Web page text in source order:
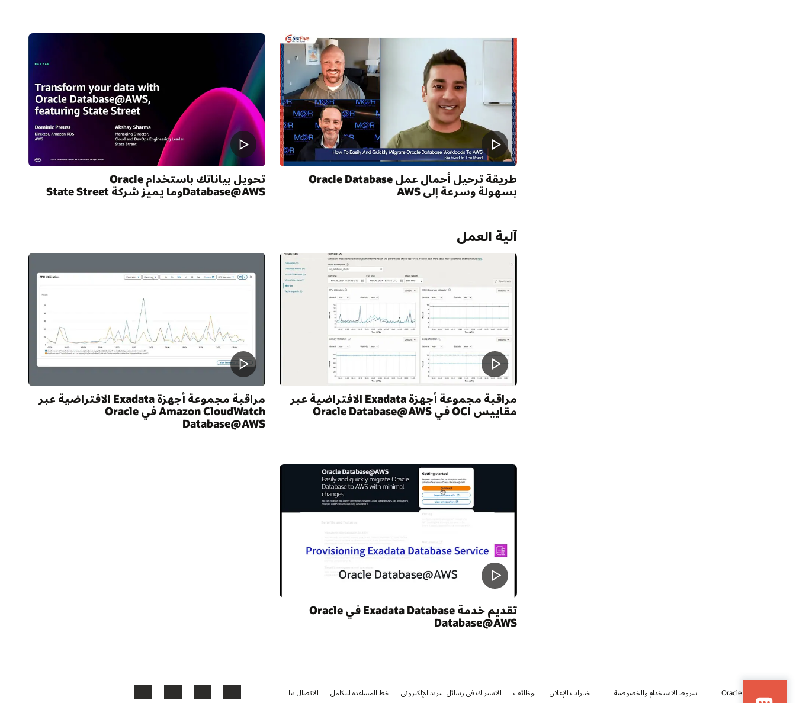
طريقة ترحيل أحمال عمل Oracle Database
بسهولة وسرعة إلى AWS
تحويل بياناتك باستخدام Oracle
Database@AWSوما يميز شركة State Street
آلية العمل
مراقبة مجموعة أجهزة Exadata الافتراضية عبر
مقاييس OCI في Oracle Database@AWS
مراقبة مجموعة أجهزة Exadata الافتراضية عبر
Amazon CloudWatch في Oracle
Database@AWS
تقديم خدمة Exadata Database في Oracle
Database@AWS
شروط الاستخدام والخصوصية خيارات الإعلان الوظائف الاشتراك في رسائل البريد الإلكتروني خط المساعدة للتكامل الاتصال بنا Facebook
X
LinkedIn
YouTube